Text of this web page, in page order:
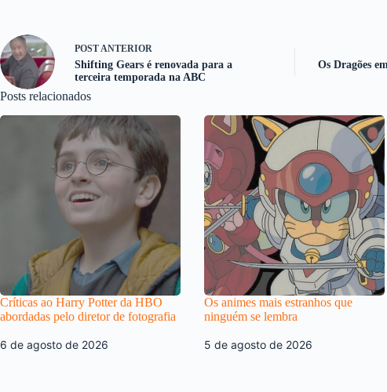
POSTANTERIOR
Shifting Gears é renovada para a
terceira temporada na ABC
Os Dragões
Posts relacionados
Críticas ao Harry Potter da HBO
abordadas pelo diretor de fotografia
6 de agosto de 2026
Os animes mais estranhos que
ninguém se lembra
5 de agosto de 2026